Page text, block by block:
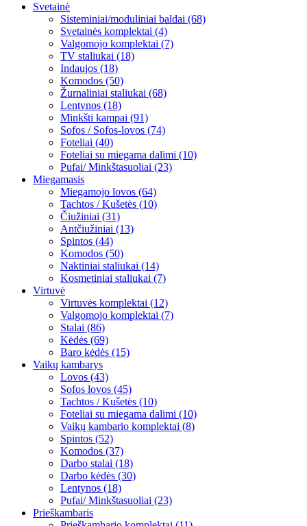
Svetainė
Sisteminiai/moduliniai baldai (68)
Svetainės komplektai (4)
Valgomojo komplektai (7)
TV staliukai (18)
Indaujos (18)
Komodos (50)
Žurnaliniai staliukai (68)
Lentynos (18)
Minkšti kampai (91)
Sofos / Sofos-lovos (74)
Foteliai (40)
Foteliai su miegama dalimi (10)
Pufai/ Minkštasuoliai (23)
Miegamasis
Miegamojo lovos (64)
Tachtos / Kušetės (10)
Čiužiniai (31)
Antčiužiniai (13)
Spintos (44)
Komodos (50)
Naktiniai staliukai (14)
Kosmetiniai staliukai (7)
Virtuvė
Virtuvės komplektai (12)
Valgomojo komplektai (7)
Stalai (86)
Kėdės (69)
Baro kėdės (15)
Vaikų kambarys
Lovos (43)
Sofos lovos (45)
Tachtos / Kušetės (10)
Foteliai su miegama dalimi (10)
Vaikų kambario komplektai (8)
Spintos (52)
Komodos (37)
Darbo stalai (18)
Darbo kėdės (30)
Lentynos (18)
Pufai/ Minkštasuoliai (23)
Prieškambaris